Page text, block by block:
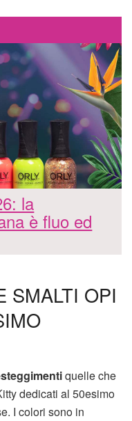
la
è fluo ed
SMALTI OPI
quelle che
dedicati al 50esimo
I colori sono in